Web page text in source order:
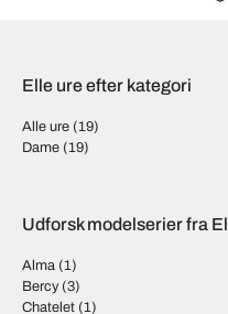
Elle ure efter kategori
Alle ure (19)
Dame (19)
Udforsk modelserier fra
Alma (1)
Bercy(3)
Chatelet (1)